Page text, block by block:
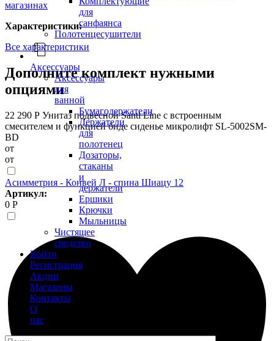
для
санфаянса
Полотенцесушители
Аксессуары
Аксессуары
для
ванной
Бумагодержатели
Держатели
для
полотенец
Дозаторы,
стаканы
и
держатели
Ершики
Крючки
Мыльницы
Чистящее
средство
Войти
Регистрация
Акции
Магазины
Контакты
О
нас
магазинах
Характеристики:
Все характеристики
Дополните комплект нужными
опциями
22 290 Р Унитаз подвесной Santi Line с встроенным
смесителем и функцией биде сиденье микролифт SL-5002SM-
BD
от
от
Асимметрия - Конвей Л - спина Шиацу 12
Артикул:
0 Р